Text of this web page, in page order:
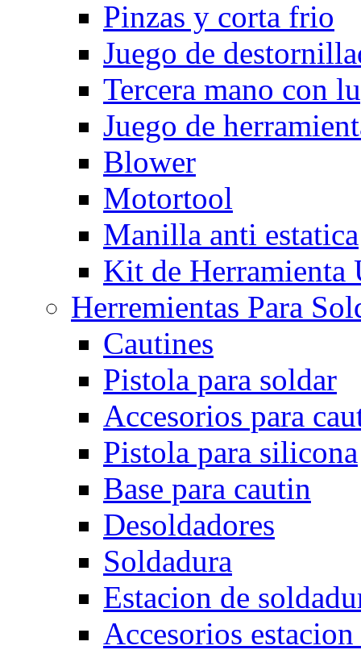
Pinzas y corta frio
Juego de
Tercera mano con
Juego de
Blower
Motortool
Manilla anti estatica
Kit de Herramienta
Herremientas Para
Cautines
Pistola para soldar
Accesorios para
Pistola para silicona
Base para cautin
Desoldadores
Soldadura
Estacion de
Accesorios